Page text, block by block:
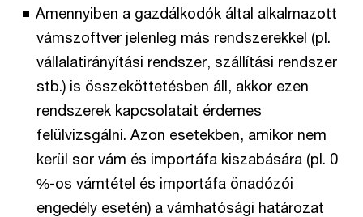
Amennyiben a gazdálkodók által alkalmazott
vámszoftver jelenleg más rendszerekkel (pl.
vállalatirányítási rendszer, szállítási rendszer
stb.) is összeköttetésben áll, akkor ezen
rendszerek kapcsolatait érdemes
felülvizsgálni. Azon esetekben, amikor nem
kerül sor vám és importáfa kiszabására (pl. 0
%-os vámtétel és importáfa önadózói
engedély esetén) a vámhatósági határozat